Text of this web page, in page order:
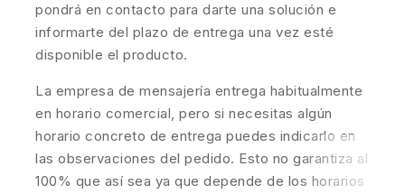
pondrá en contacto para darte una solución e
informarte del plazo de entrega una vez esté
disponible el producto.
La empresa de mensajería entrega habitualmente
en horario comercial, pero si necesitas algún
horario concreto de entrega puedes indicarlo en
las observaciones del pedido. Esto no garantiza al
100% que así sea ya que depende de los horarios